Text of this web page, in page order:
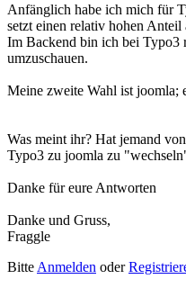
Anfänglich habe ich mich für
setzt einen relativ hohen
Im Backend bin ich bei Typo3
umzuschauen.
Meine zweite Wahl ist joomla;
Was meint ihr? Hat jemand
Typo3 zu joomla zu
Danke für eure Antworten
Danke und Gruss,
Fraggle
Bitte Anmelden oder